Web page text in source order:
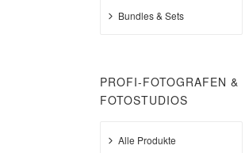
Bundles & Sets
PROFI-FOTOGRAFEN &
FOTOSTUDIOS
Alle Produkte